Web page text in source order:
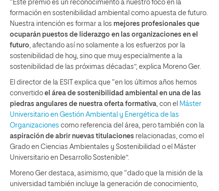
“Este premio es un reconocimiento a nuestro foco en la
formación en sostenibilidad ambiental como apuesta de futuro.
Nuestra intención es formar a los mejores profesionales que
ocuparán puestos de liderazgo en las organizaciones en el
futuro, afectando así no solamente a los esfuerzos por la
sostenibilidad de hoy, sino que muy especialmente a la
sostenibilidad de las próximas décadas”, explica Moreno Ger.
El director de la ESIT explica que “en los últimos años hemos
convertido el área de sostenibilidad ambiental en una de las
piedras angulares de nuestra oferta formativa, con el Máster
Universitario en Gestión Ambiental y Energética de las
Organizaciones como referencia del área, pero también con la
aspiración de abrir nuevas titulaciones relacionadas, como el
Grado en Ciencias Ambientales y Sostenibilidad o el Máster
Universitario en Desarrollo Sostenible”.
Moreno Ger destaca, asimismo, que “dado que la misión de la
universidad también incluye la generación de conocimiento,